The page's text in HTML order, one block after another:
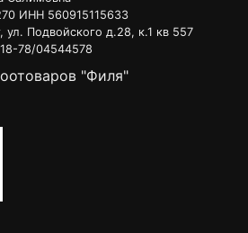
ИНН 560915115633
ул. Подвойского д.28, к.1 кв 557
78/04544578
"Филя"